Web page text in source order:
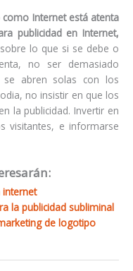
Internet está atenta
publicidad en Internet,
lo que si se debe o
no ser demasiado
se abren solas con los
no insistir en que los
la publicidad. Invertir en
visitantes, e informarse
internet
la publicidad subliminal
de logotipo